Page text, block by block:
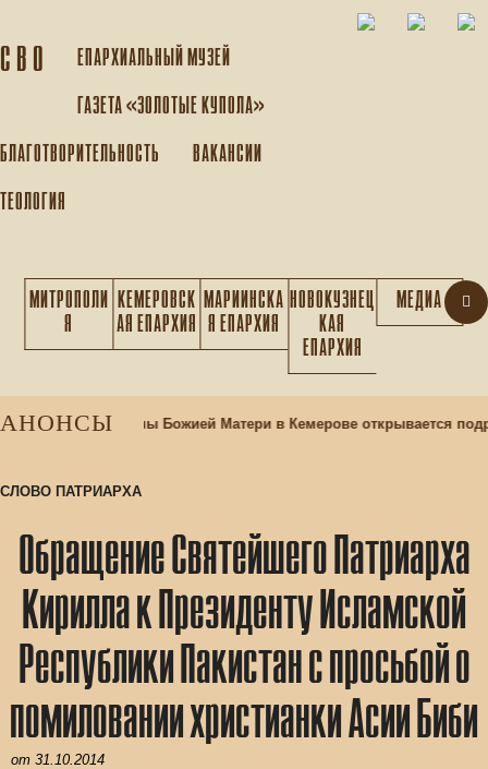
С В О
ЕПАРХИАЛЬНЫЙ МУЗEЙ
ГАЗЕТА «ЗОЛОТЫЕ КУПОЛА»
БЛАГОТВОРИТЕЛЬНОСТЬ
ВАКАНСИИ
ТЕОЛОГИЯ
МИТРОПОЛИ
Я
КЕМЕРОВСК
АЯ ЕПАРХИЯ
МАРИИНСКА
Я ЕПАРХИЯ
НОВОКУЗНЕЦ
КАЯ
ЕПАРХИЯ
МЕДИА
АНОНСЫ
Казанской иконы Божией Матери в Кемерове открывается
СЛОВО ПАТРИАРХА
Обращение Святейшего Патриарха
Кирилла к Президенту Исламской
Республики Пакистан с просьбой о
помиловании христианки Асии Биби
от 31.10.2014